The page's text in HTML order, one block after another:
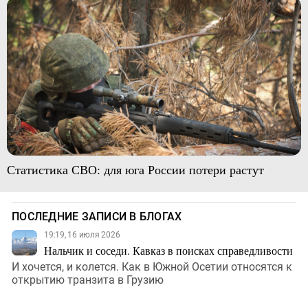
Статистика СВО: для юга России потери растут
ПОСЛЕДНИЕ ЗАПИСИ В БЛОГАХ
19:19, 16 июля 2026
Нальчик и соседи. Кавказ в поисках справедливости
И хочется, и колется. Как в Южной Осетии относятся к
открытию транзита в Грузию